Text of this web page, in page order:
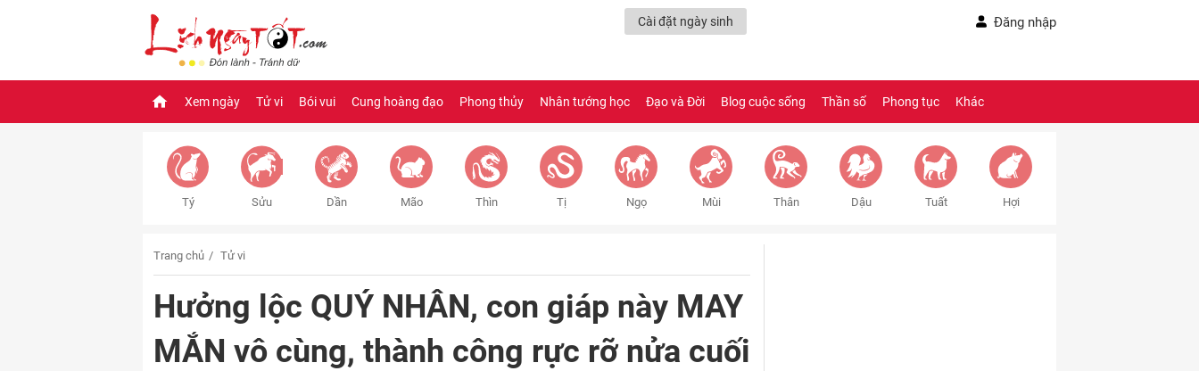
Cài đặt ngày sinh Đăng nhập
Xem ngày Tử vi Bói vui Cung hoàng đạo Phong thủy Nhân tướng học Đạo và Đời Blog cuộc sống Thần số Phong tục Khác
Tý Sửu Dần Mão Thìn Tị Ngọ Mùi Thân Dậu Tuất Hợi
Trang chủ Tử vi
Hưởng lộc QUÝ NHÂN, con giáp này MAY
MẮN vô cùng, thành công rực rỡ nửa cuối